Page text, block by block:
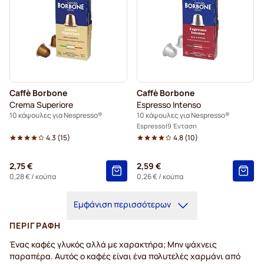
Caffè Borbone
Crema Superiore
10 κάψουλες για Nespresso®
4.3 (15)
2,75 €
0,28 €/ κούπα
Caffè Borbone
Espresso Intenso
10 κάψουλες για Nespresso®
Espresso 9 Ένταση
4.8(10)
2,59 €
0,26 €/ κούπα
Εμφάνιση περισσότερων
ΠΕΡΙΓΡΑΦΉ
Ένας καφές γλυκός αλλά με χαρακτήρα; Μην ψάχνεις
παραπέρα. Αυτός ο καφές είναι ένα πολυτελές χαρμάνι από